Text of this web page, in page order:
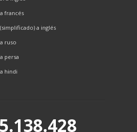
francés
a inglés
ruso
persa
hindi